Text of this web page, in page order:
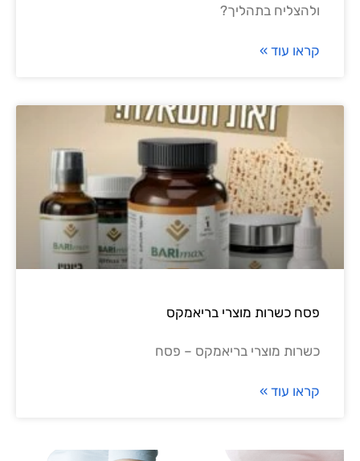
ולהצליח בתהליך?
קראו עוד »
פסח כשרות מוצרי בריאמקס
כשרות מוצרי בריאמקס – פסח
קראו עוד »